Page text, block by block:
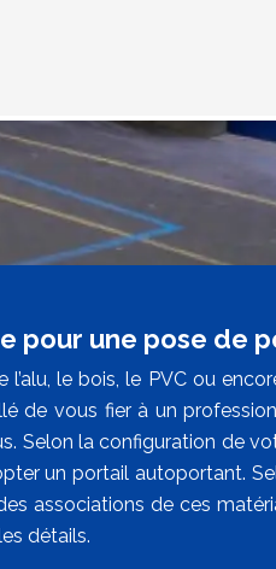
pour une pose de
le bois, le PVC ou
vous fier à un
Selon la configuration de
un portail autoportant.
associations de ces
détails.